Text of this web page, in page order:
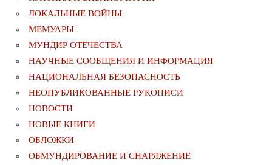
ЛОКАЛЬНЫЕ ВОЙНЫ
МЕМУАРЫ
МУНДИР ОТЕЧЕСТВА
НАУЧНЫЕ СООБЩЕНИЯ И ИНФОРМАЦИЯ
НАЦИОНАЛЬНАЯ БЕЗОПАСНОСТЬ
НЕОПУБЛИКОВАННЫЕ РУКОПИСИ
НОВОСТИ
НОВЫЕ КНИГИ
ОБЛОЖКИ
ОБМУНДИРОВАНИЕ И СНАРЯЖЕНИЕ